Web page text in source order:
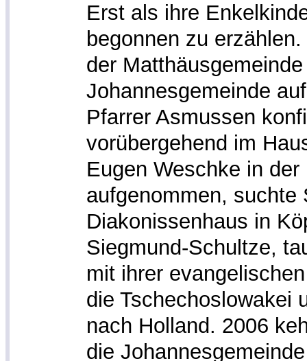
Erst als ihre
begonnen zu
der
Johannesgemeinde
Pfarrer Asmussen
vorübergehend im
Eugen Weschke in
aufgenommen,
Diakonissenhaus in
Siegmund-Schultze,
mit ihrer
die Tschechoslowakei
nach Holland. 2006
die